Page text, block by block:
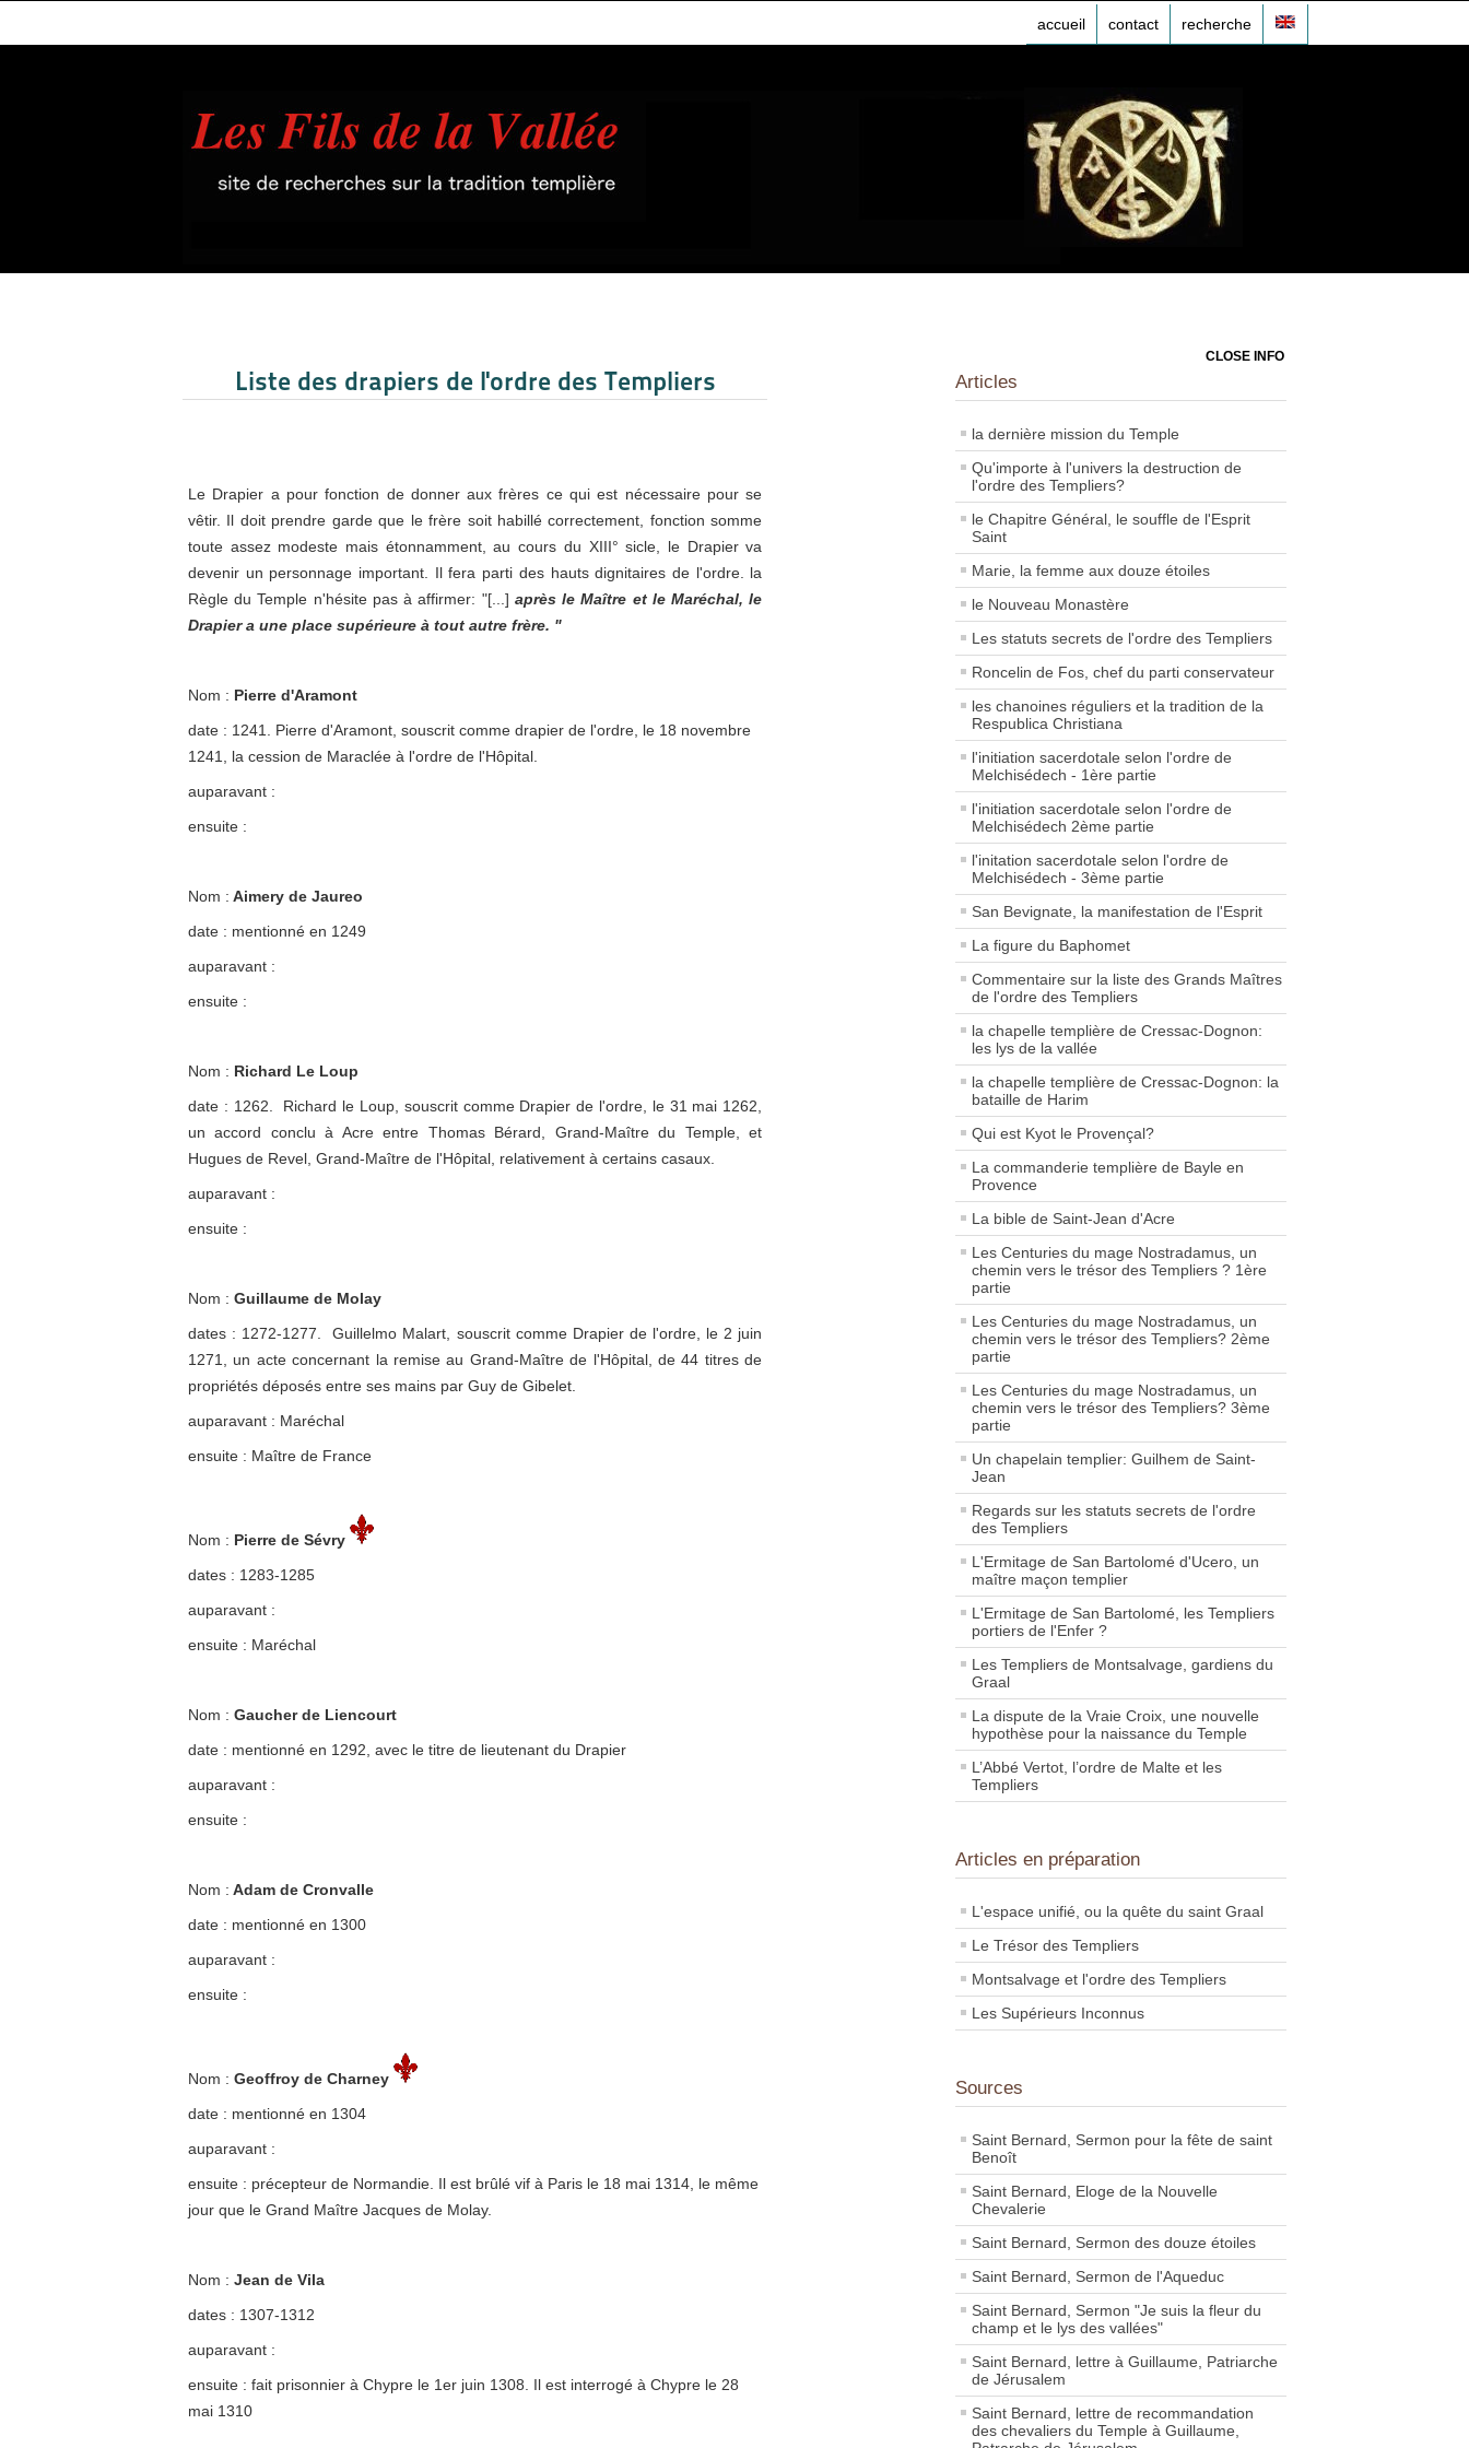
accueil contact recherche
Liste des drapiers de l'ordre des Templiers
Le Drapier a pour fonction de donner aux frères ce qui est nécessaire pour se
vêtir. Il doit prendre garde que le frère soit habillé correctement, fonction somme
toute assez modeste mais étonnamment, au cours du XIII° sicle, le Drapier va
devenir un personnage important. Il fera parti des hauts dignitaires de l'ordre. la
Règle du Temple n'hésite pas à affirmer: "[...] après le Maître et le Maréchal, le
Drapier a une place supérieure à tout autre frère. "
Nom : Pierre d'Aramont
date : 1241. Pierre d'Aramont, souscrit comme drapier de l'ordre, le 18 novembre
1241, la cession de Maraclée à l'ordre de l'Hôpital.
auparavant :
ensuite :
Nom : Aimery de Jaureo
date : mentionné en 1249
auparavant :
ensuite :
Nom : Richard Le Loup
date : 1262. Richard le Loup, souscrit comme Drapier de l'ordre, le 31 mai 1262,
un accord conclu à Acre entre Thomas Bérard, Grand-Maître du Temple, et
Hugues de Revel, Grand-Maître de l'Hôpital, relativement à certains casaux.
auparavant :
ensuite :
Nom : Guillaume de Molay
dates : 1272-1277. Guillelmo Malart, souscrit comme Drapier de l'ordre, le 2 juin
1271, un acte concernant la remise au Grand-Maître de l'Hôpital, de 44 titres de
propriétés déposés entre ses mains par Guy de Gibelet.
auparavant : Maréchal
ensuite : Maître de France
Nom : Pierre de Sévry
dates : 1283-1285
auparavant :
ensuite : Maréchal
Nom : Gaucher de Liencourt
date : mentionné en 1292, avec le titre de lieutenant du Drapier
auparavant :
ensuite :
Nom : Adam de Cronvalle
date : mentionné en 1300
auparavant :
ensuite :
Nom : Geoffroy de Charney
date : mentionné en 1304
auparavant :
ensuite : précepteur de Normandie. Il est brûlé vif à Paris le 18 mai 1314, le même
jour que le Grand Maître Jacques de Molay.
Nom : Jean de Vila
dates : 1307-1312
auparavant :
ensuite : fait prisonnier à Chypre le 1er juin 1308. Il est interrogé à Chypre le 28
mai 1310
CLOSE INFO
Articles
la dernière mission du Temple
Qu'importe à l'univers la destruction de
l'ordre des Templiers?
le Chapitre Général, le souffle de l'Esprit
Saint
Marie, la femme aux douze étoiles
le Nouveau Monastère
Les statuts secrets de l'ordre des Templiers
Roncelin de Fos, chef du parti conservateur
les chanoines réguliers et la tradition de la
Respublica Christiana
l'initiation sacerdotale selon l'ordre de
Melchisédech - 1ère partie
l'initiation sacerdotale selon l'ordre de
Melchisédech 2ème partie
l'initation sacerdotale selon l'ordre de
Melchisédech - 3ème partie
San Bevignate, la manifestation de l'Esprit
La figure du Baphomet
Commentaire sur la liste des Grands Maîtres
de l'ordre des Templiers
la chapelle templière de Cressac-Dognon:
les lys de la vallée
la chapelle templière de Cressac-Dognon: la
bataille de Harim
Qui est Kyot le Provençal?
La commanderie templière de Bayle en
Provence
La bible de Saint-Jean d'Acre
Les Centuries du mage Nostradamus, un
chemin vers le trésor des Templiers ? 1ère
partie
Les Centuries du mage Nostradamus, un
chemin vers le trésor des Templiers? 2ème
partie
Les Centuries du mage Nostradamus, un
chemin vers le trésor des Templiers? 3ème
partie
Un chapelain templier: Guilhem de Saint-
Jean
Regards sur les statuts secrets de l'ordre
des Templiers
L'Ermitage de San Bartolomé d'Ucero, un
maître maçon templier
L'Ermitage de San Bartolomé, les Templiers
portiers de l'Enfer ?
Les Templiers de Montsalvage, gardiens du
Graal
La dispute de la Vraie Croix, une nouvelle
hypothèse pour la naissance du Temple
L’Abbé Vertot, l’ordre de Malte et les
Templiers
Articles en préparation
L'espace unifié, ou la quête du saint Graal
Le Trésor des Templiers
Montsalvage et l'ordre des Templiers
Les Supérieurs Inconnus
Sources
Saint Bernard, Sermon pour la fête de saint
Benoît
Saint Bernard, Eloge de la Nouvelle
Chevalerie
Saint Bernard, Sermon des douze étoiles
Saint Bernard, Sermon de l'Aqueduc
Saint Bernard, Sermon "Je suis la fleur du
champ et le lys des vallées"
Saint Bernard, lettre à Guillaume, Patriarche
de Jérusalem
Saint Bernard, lettre de recommandation
des chevaliers du Temple à Guillaume,